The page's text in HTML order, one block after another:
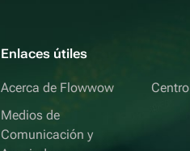
Enlaces útiles
Acerca de Flowwow
Medios de
Comunicación y